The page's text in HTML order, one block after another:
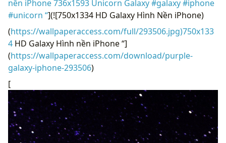
nền iPhone 736x1593 Unicorn Galaxy #galaxy #iphone
#unicorn “](![750x1334 HD Galaxy Hình Nền iPhone)
(https://wallpaperaccess.com/full/293506.jpg)750x133
4 HD Galaxy Hình nền iPhone “]
(https://wallpaperaccess.com/download/purple-
galaxy-iphone-293506)
[